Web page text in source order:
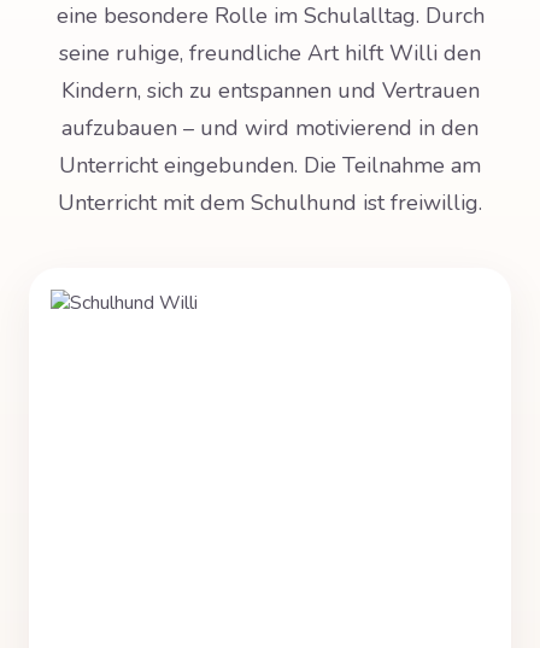
eine besondere Rolle im Schulalltag. Durch
seine ruhige, freundliche Art hilft Willi den
Kindern, sich zu entspannen und Vertrauen
aufzubauen – und wird motivierend in den
Unterricht eingebunden. Die Teilnahme am
Unterricht mit dem Schulhund ist freiwillig.